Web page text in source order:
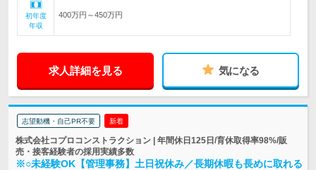
初年度
年収
400万円～450万円
求人詳細を見る 気になる
志望動機・自己PR不要 新着
株式会社コプロコンストラクション | 年間休日125日/育休取得率98%/販
売・接客経験者の採用実績多数
※○未経験OK【管理事務】土日祝休み／長期休暇も長めに取れる